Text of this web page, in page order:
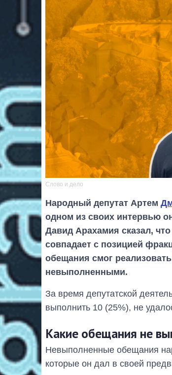
Слово и дело
Народный депутат Артем
одном из своих интервью
Давид Арахамия сказал,
совпадает с позицией
обещания смог
невыполненными.
За время депутатской
выполнить 10 (25%), не
Какие обещания не
Невыполненные обещания
которые он дал в своей